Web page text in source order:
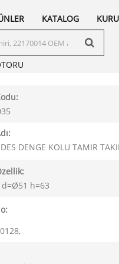
KATALOG
DENGE KOLU TAMIR
h=63